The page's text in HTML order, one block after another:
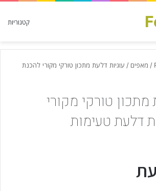
קטגוריות
/ מאפים / עוגיות דלעת מתכון טורקי מקורי להכנת
מתכון טורקי מקורי
דלעת טעימות